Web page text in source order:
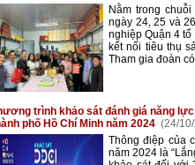
Nằm trong
ngày 24, 25 và
nghiệp Quận 4
kết nối tiêu thụ
Tham gia đoàn
trình khảo sát đánh giá năng
phố Hồ Chí Minh năm 2024 (24/
Thông điệp của
năm 2024 là